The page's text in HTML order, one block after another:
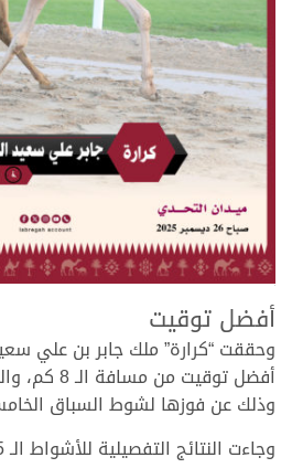
>
أفضل توقيت
وحققت “كرارة” ملك جابر بن علي
وذلك عن فوزها لشوط السباق